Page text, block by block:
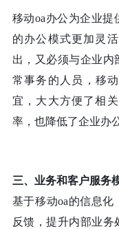
移动oa办公为企业提
的办公模式更加灵
出，又必须与企业内
常事务的人员，移
宜，大大方便了相
率，也降低了企业办
三、业务和客户服务
基于移动oa的信息化
反馈，提升内部业务